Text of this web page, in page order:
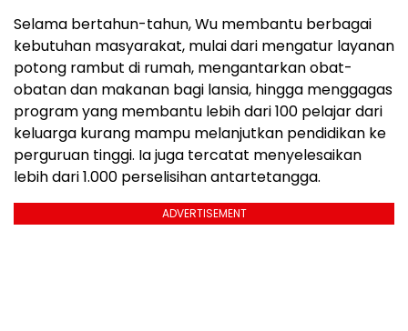
Selama bertahun-tahun, Wu membantu berbagai
kebutuhan masyarakat, mulai dari mengatur layanan
potong rambut di rumah, mengantarkan obat-
obatan dan makanan bagi lansia, hingga menggagas
program yang membantu lebih dari 100 pelajar dari
keluarga kurang mampu melanjutkan pendidikan ke
perguruan tinggi. Ia juga tercatat menyelesaikan
lebih dari 1.000 perselisihan antartetangga.
ADVERTISEMENT